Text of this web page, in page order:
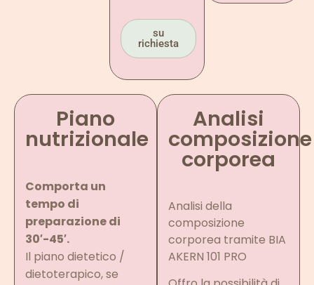
su
richiesta
Piano
nutrizionale
Comporta un
tempo di
preparazione di
30′-45′.
Il piano dietetico /
dietoterapico, se
Analisi
composizione
corporea
Analisi della
composizione
corporea tramite BIA
AKERN 101 PRO